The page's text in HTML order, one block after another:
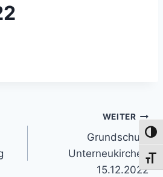
WEITER
Grundschule
Unterneukirchen
15.12.2022